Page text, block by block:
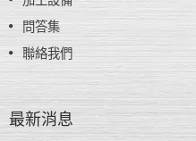
問答集
聯絡我們
最新消息